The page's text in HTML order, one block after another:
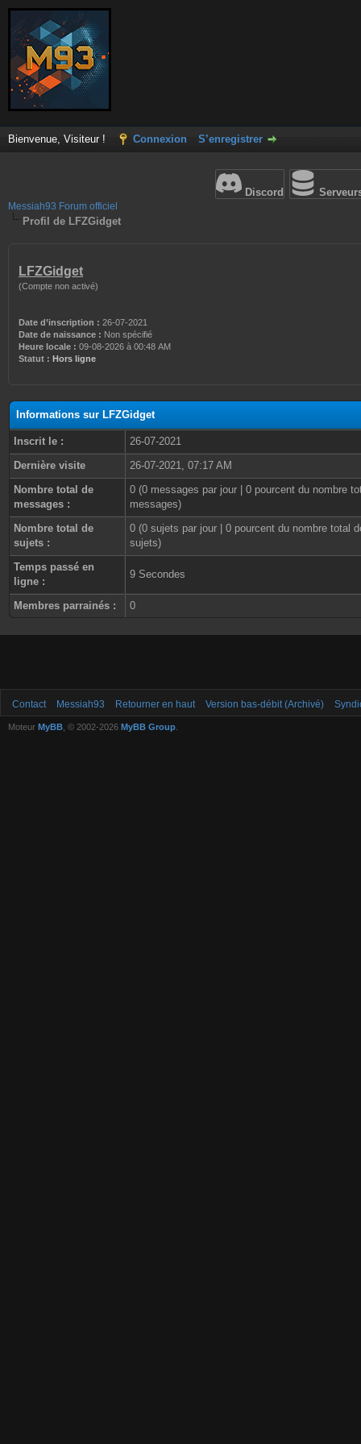
Bienvenue, Visiteur ! Connexion S’enregistrer
Discord
Messiah93 Forum officiel
Profil de LFZGidget
LFZGidget
(Compte non activé)
Date d’inscription : 26-07-2021
Date de naissance : Non spécifié
Heure locale : 09-08-2026 à 00:48 AM
Statut : Hors ligne
Informations sur LFZGidget
Inscrit le :
26-07-2021
Dernière visite
26-07-2021, 07:17 AM
Nombre total de
messages :
0 (0 messages par jour | 0 pourcent du nombre
messages)
Nombre total de
sujets :
0 (0 sujets par jour | 0 pourcent du nombre total
sujets)
Temps passé en
ligne :
9 Secondes
Membres parrainés : 0
Contact Messiah93 Retourner en haut Version bas-débit (Archivé)
Moteur MyBB , © 2002-2026 MyBB Group